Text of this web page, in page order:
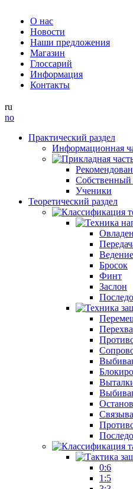
О нас
Новости
Наши предложения
Магазин
Глоссарий
Информация
Контакты
ru
no
Практический раздел
Информационная
Собственный
Ученики
Теоретический раздел
Ведение
Бросок
Финт
Заслон
0:6
1:5